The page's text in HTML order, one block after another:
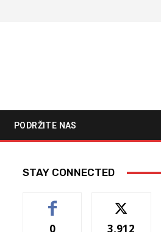
PODRŽITE NAS
STAY CONNECTED
0 3,912